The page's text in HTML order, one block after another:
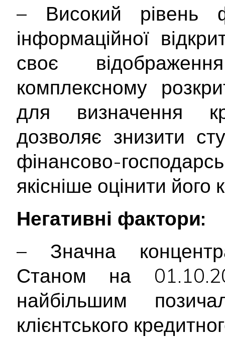
– Високий рівень
інформаційної
своє
комплексному
для визначення
дозволяє знизити
фінансово-
якісніше оцінити
Негативні фактори:
– Значна
Станом на
найбільшим
клієнтського